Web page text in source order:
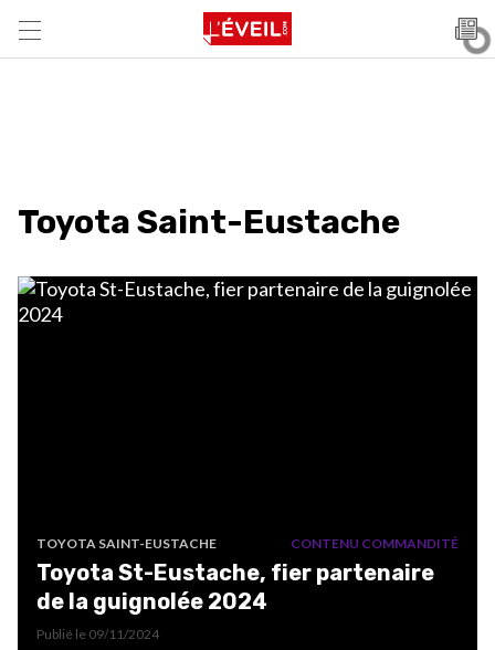
Toyota Saint-Eustache
TOYOTA SAINT-EUSTACHE CONTENU COMMANDITÉ
Toyota St-Eustache, fier partenaire
de la guignolée 2024
Publié le 09/11/2024